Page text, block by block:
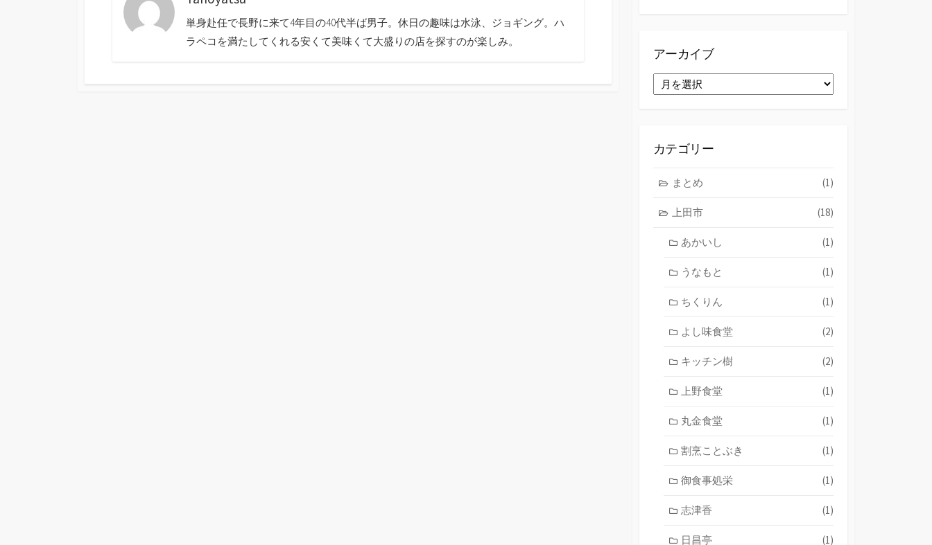
単身赴任で長野に来て4年目の40代半ば男子。休日の趣味は水泳、ジョギング。ハ
ラペコを満たしてくれる安くて美味くて大盛りの店を探すのが楽しみ。
アーカイブ
ー
カテゴリー
まとめ (1)
上田市 (18)
あかいし (1)
うなもと (1)
ちくりん (1)
よし味食堂 (2)
キッチン樹 (2)
上野食堂 (1)
丸金食堂 (1)
割烹ことぶき (1)
御食事処栄 (1)
志津香 (1)
日昌亭 (1)